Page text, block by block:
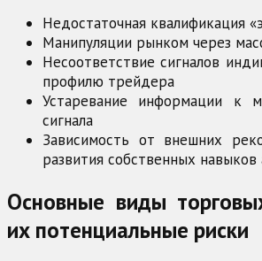
Недостаточная квалификация
Манипуляции рынком через
Несоответствие сигналов
профилю трейдера
Устаревание информации к
сигнала
Зависимость от внешних
развития собственных навыков
Основные виды
их потенциальные риски